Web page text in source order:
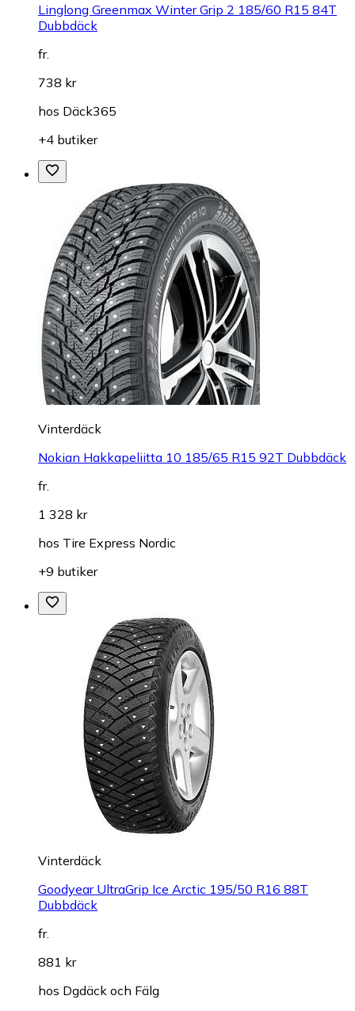
Linglong Greenmax Winter Grip 2 185/60 R15 84T
Dubbdäck
fr.
738 kr
hos Däck365
+4 butiker
Vinterdäck
Nokian Hakkapeliitta 10 185/65 R15 92T Dubbdäck
fr.
1 328 kr
hos Tire Express Nordic
+9 butiker
Vinterdäck
Goodyear UltraGrip Ice Arctic 195/50 R16 88T
Dubbdäck
fr.
881 kr
hos Dgdäck och Fälg